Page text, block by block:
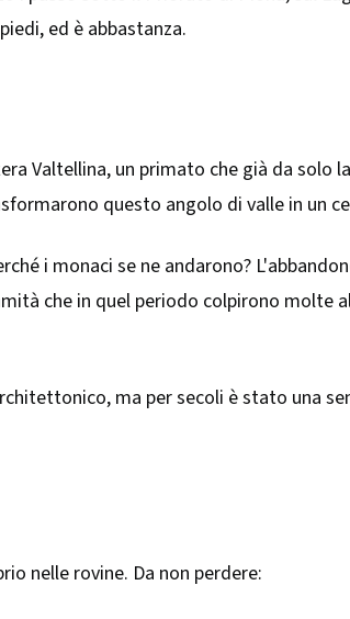
ed è abbastanza.
Valtellina, un primato che già da
questo angolo di valle in un
i monaci se ne andarono?
che in quel periodo colpirono molte
ma per secoli è stato una
nelle rovine. Da non perdere: